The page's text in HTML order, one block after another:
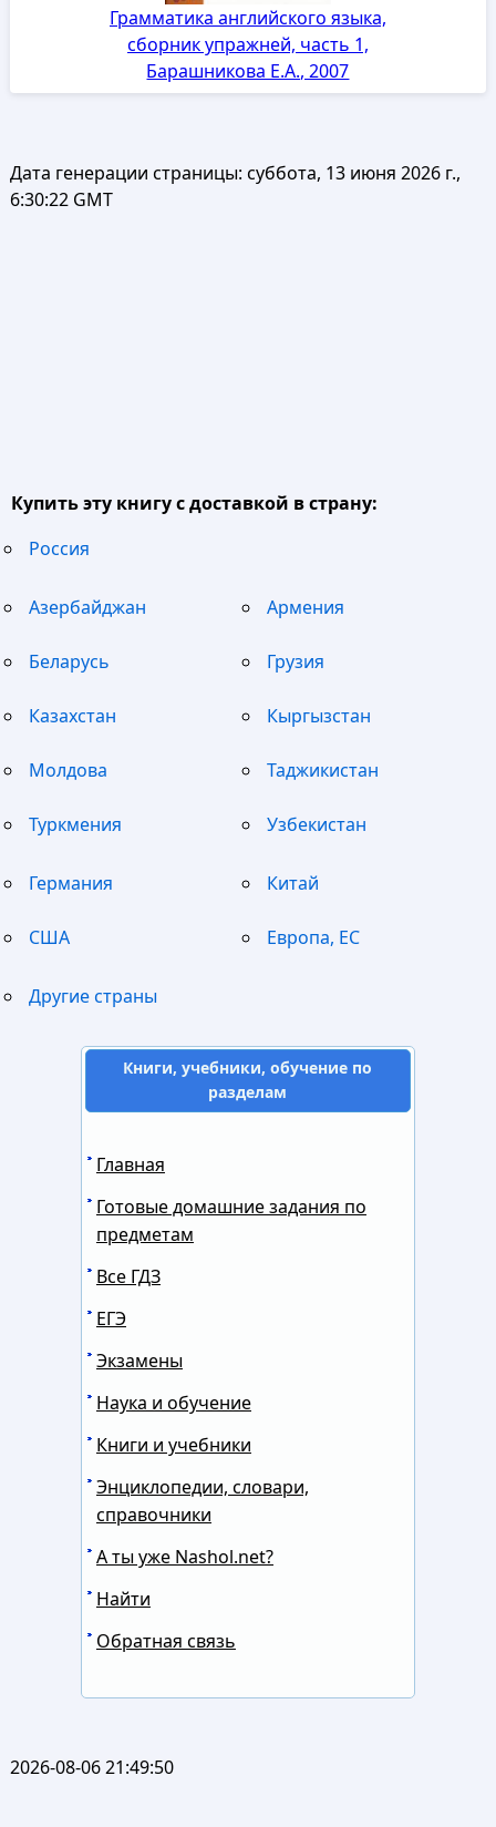
Грамматика английского языка,
сборник упражней, часть 1,
Барашникова Е.А., 2007
Дата генерации страницы: суббота, 13 июня 2026 г.,
6:30:22 GMT
Купить эту книгу с доставкой в страну:
Россия
Азербайджан Армения
Беларусь Грузия
Казахстан Кыргызстан
Молдова Таджикистан
Туркмения Узбекистан
Германия Китай
США Европа, ЕС
Другие страны
Книги, учебники, обучение по
разделам
Главная
Готовые домашние задания по
предметам
Все ГДЗ
ЕГЭ
Экзамены
Наука и обучение
Книги и учебники
Энциклопедии, словари,
справочники
А ты уже Nashol.net?
Найти
Обратная связь
2026-08-06 21:49:50